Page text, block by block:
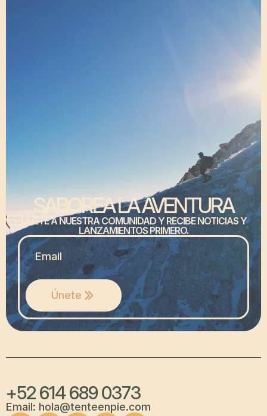
SABOREA LA AVENTURA
ÚNETE A NUESTRA COMUNIDAD Y RECIBE NOTICIAS Y
LANZAMIENTOS PRIMERO.
MAIL
*
Únete
+52 614 689 0373
Email: hola@tenteenpie.com